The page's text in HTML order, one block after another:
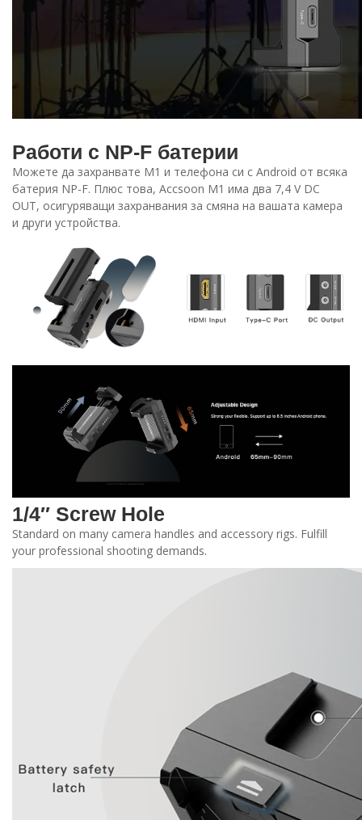
Работи с NP-F батерии
Можете да захранвате M1 и телефона си с Android от всяка
батерия NP-F. Плюс това, Accsoon M1 има два 7,4 V DC
OUT, осигуряващи захранвания за смяна на вашата камера
и други устройства.
1/4″ Screw Hole
Standard on many camera handles and accessory rigs. Fulfill
your professional shooting demands.